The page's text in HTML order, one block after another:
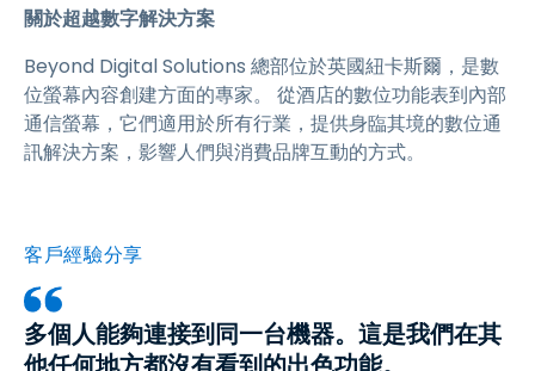
關於超越數字解決方案
Beyond Digital Solutions 總部位於英國紐卡斯爾，是數
位螢幕內容創建方面的專家。 從酒店的數位功能表到內部
通信螢幕，它們適用於所有行業，提供身臨其境的數位通
訊解決方案，影響人們與消費品牌互動的方式。
客戶經驗分享
多個人能夠連接到同一台機器。這是我們在其